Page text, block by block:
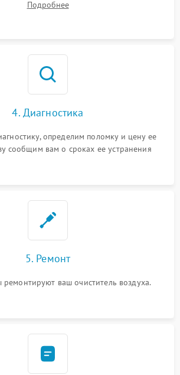
Подробнее
4. Диагностика
определим поломку и цену ее
сообщим вам о сроках ее устранения
5. Ремонт
ремонтируют ваш очиститель воздуха.